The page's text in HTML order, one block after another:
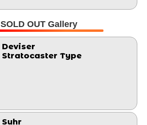
SOLD OUT Gallery
Deviser
Stratocaster Type
Suhr